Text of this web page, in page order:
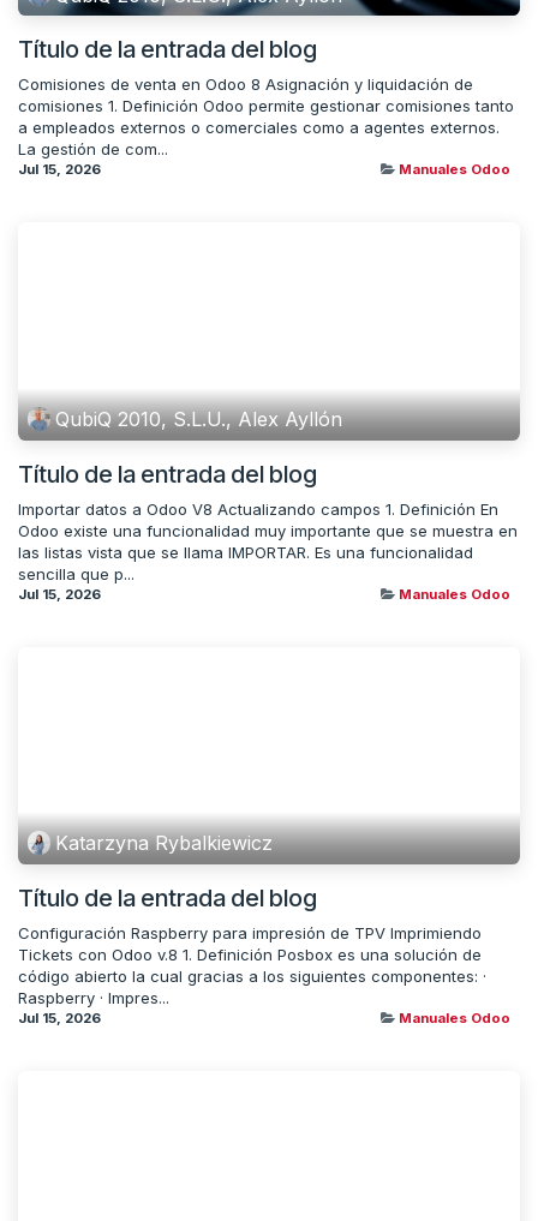
Título de la entrada del blog
Comisiones de venta en Odoo 8 Asignación y liquidación de
comisiones 1. Definición Odoo permite gestionar comisiones tanto
a empleados externos o comerciales como a agentes externos.
La gestión de com...
Jul 15, 2026 Manuales Odoo
QubiQ 2010, S.L.U., Alex Ayllón
Título de la entrada del blog
Importar datos a Odoo V8 Actualizando campos 1. Definición En
Odoo existe una funcionalidad muy importante que se muestra en
las listas vista que se llama IMPORTAR. Es una funcionalidad
sencilla que p...
Jul 15, 2026 Manuales Odoo
Katarzyna Rybalkiewicz
Título de la entrada del blog
Configuración Raspberry para impresión de TPV Imprimiendo
Tickets con Odoo v.8 1. Definición Posbox es una solución de
código abierto la cual gracias a los siguientes componentes: ·
Raspberry · Impres...
Jul 15, 2026 Manuales Odoo